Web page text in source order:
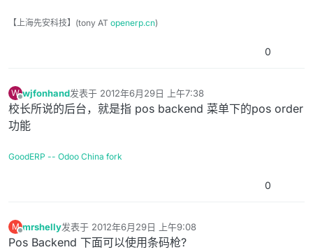
【上海先安科技】(tony AT openerp.cn)
0
W
离线
wjfonhand发表于 2012年6月29日 上午7:38
最后由 编辑
校长所说的后台，就是指 pos backend 菜单下的pos order
功能
GoodERP -- Odoo China fork
0
M
离线
mrshelly发表于 2012年6月29日 上午9:08
最后由 编辑
Pos Backend 下面可以使用条码枪?